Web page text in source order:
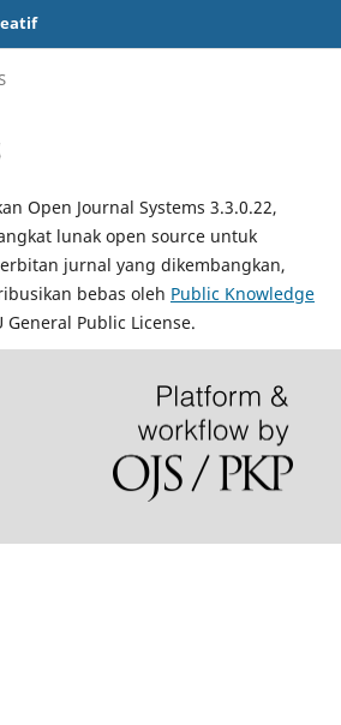
Open Journal Systems 3.3.0.22,
lunak open source untuk
jurnal yang dikembangkan,
bebas oleh Public Knowledge
Public License.